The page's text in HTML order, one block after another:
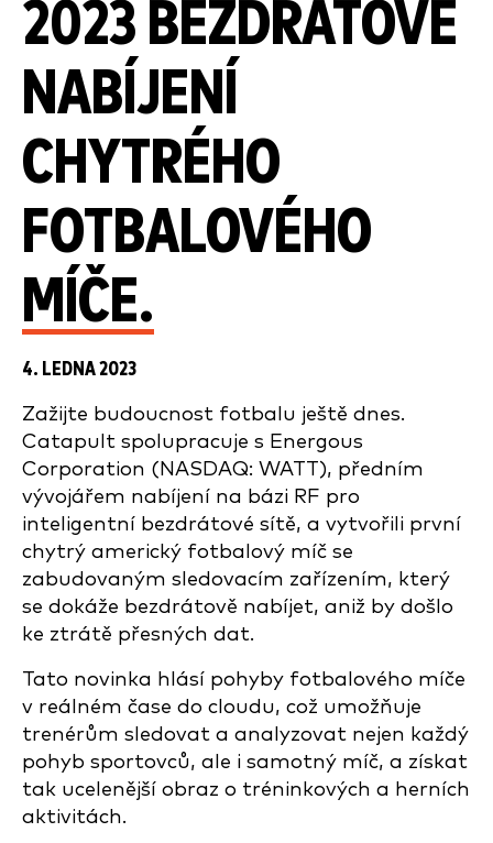
2023 BEZDRÁTOVÉ
NABÍJENÍ
CHYTRÉHO
FOTBALOVÉHO
MÍČE.
4. LEDNA 2023
Zažijte budoucnost fotbalu ještě dnes.
Catapult spolupracuje s Energous
Corporation (NASDAQ: WATT), předním
vývojářem nabíjení na bázi RF pro
inteligentní bezdrátové sítě, a vytvořili první
chytrý americký fotbalový míč se
zabudovaným sledovacím zařízením, který
se dokáže bezdrátově nabíjet, aniž by došlo
ke ztrátě přesných dat.
Tato novinka hlásí pohyby fotbalového míče
v reálném čase do cloudu, což umožňuje
trenérům sledovat a analyzovat nejen každý
pohyb sportovců, ale i samotný míč, a získat
tak ucelenější obraz o tréninkových a herních
aktivitách.